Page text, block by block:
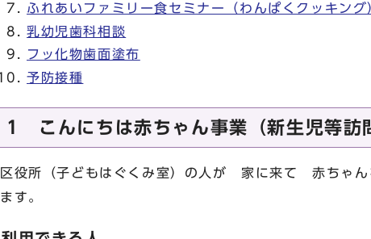
ふれあいファミリー食セミナー（わんぱくクッキング
乳幼児歯科相談
フッ化物歯面塗布
予防接種
1 こんにちは赤ちゃん事業（新生児等訪
区役所（子どもはぐくみ室）の人が 家に来て 赤ち
ます。